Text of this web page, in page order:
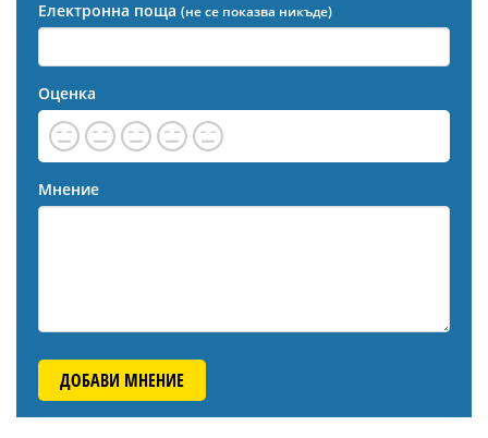
Електронна поща (не се показва никъде)
Оценка
Мнение
ДОБАВИ МНЕНИЕ